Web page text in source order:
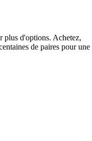
plus d'options. Achetez,
de paires pour une